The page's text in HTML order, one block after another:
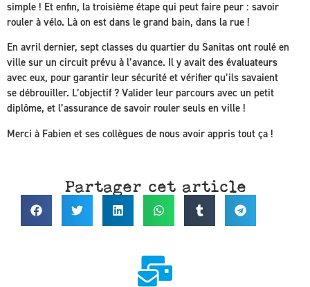
simple ! Et enfin, la troisième étape qui peut faire peur : savoir
rouler à vélo. Là on est dans le grand bain, dans la rue !
En avril dernier, sept classes du quartier du Sanitas ont roulé en
ville sur un circuit prévu à l’avance. Il y avait des évaluateurs
avec eux, pour garantir leur sécurité et vérifier qu’ils savaient
se débrouiller. L’objectif ? Valider leur parcours avec un petit
diplôme, et l’assurance de savoir rouler seuls en ville !
Merci à Fabien et ses collègues de nous avoir appris tout ça !
Partager cet article